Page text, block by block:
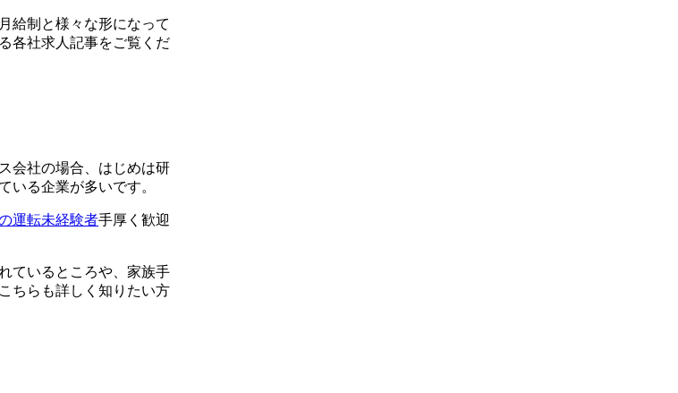
給制と様々な形になって
各社求人記事をご覧くだ
会社の場合、はじめは研
いる企業が多いです。
運転未経験者手厚く歓迎
ているところや、家族手
ちらも詳しく知りたい方